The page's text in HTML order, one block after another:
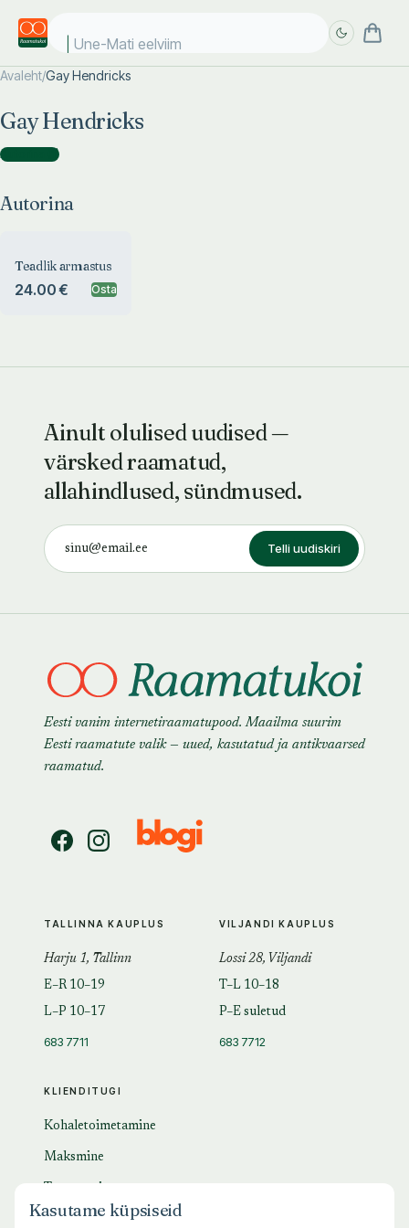
Une-Mati eelviima
Avaleht/Gay Hendricks
Gay Hendricks
Autorina )
Autorina
Teadlik armastus
24.00 € Osta
Ainult olulised uudised —
värsked raamatud,
allahindlused, sündmused.
Telli uudiskiri
Eesti vanim internetiraamatupood. Maailma suurim
Eesti raamatute valik — uued, kasutatud ja antikvaarsed
raamatud.
KLIENDITUGI
Kohaletoimetamine
Maksmine
KKK
TALLINNA KAUPLUS
Harju 1, Tallinn
E–R 10–19
L–P 10–17
683 7711
VILJANDI KAUPLUS
Lossi 28, Viljandi
T–L 10–18
P–E suletud
683 7712
Kasutame küpsiseid